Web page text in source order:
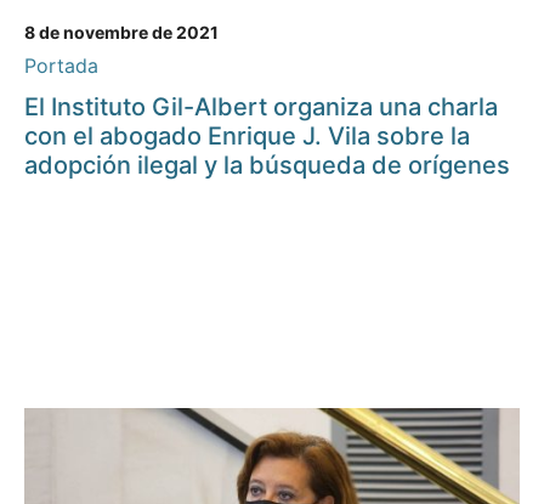
8 de novembre de 2021
Portada
El Instituto Gil-Albert organiza una charla
con el abogado Enrique J. Vila sobre la
adopción ilegal y la búsqueda de orígenes